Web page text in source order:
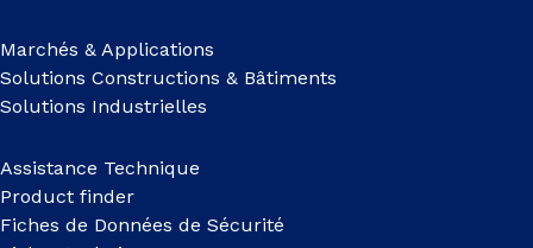
Marchés & Applications
Solutions Constructions & Bâtiments
Solutions Industrielles
Assistance Technique
Product finder
Fiches de Données de Sécurité